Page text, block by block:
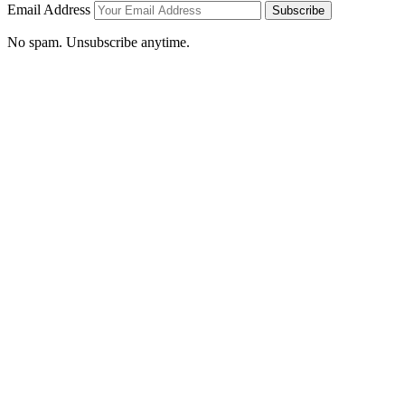
Email Address Subscribe
No spam. Unsubscribe anytime.